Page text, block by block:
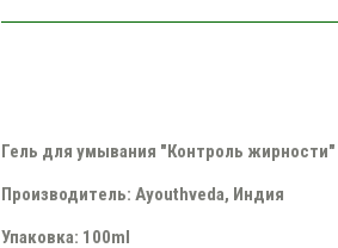
Гель для умывания "Контроль
Производитель: Ayouthvеda, Индия
Упаковка: 100ml